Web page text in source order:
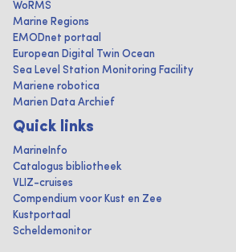
WoRMS
Marine Regions
EMODnet portaal
European Digital Twin Ocean
Sea Level Station Monitoring Facility
Mariene robotica
Marien Data Archief
Quick links
MarineInfo
Catalogus bibliotheek
VLIZ-cruises
Compendium voor Kust en Zee
Kustportaal
Scheldemonitor